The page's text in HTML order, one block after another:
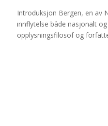
Introduksjon Bergen, en av
innflytelse både nasjonalt
opplysningsfilosof og